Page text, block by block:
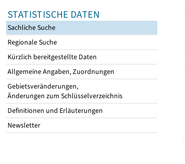
STATISTISCHE DATEN
Sachliche Suche
Regionale Suche
Kürzlich bereitgestellte Daten
Allgemeine Angaben, Zuordnungen
Gebietsveränderungen,
Änderungen zum Schlüsselverzeichnis
Definitionen und Erläuterungen
Newsletter